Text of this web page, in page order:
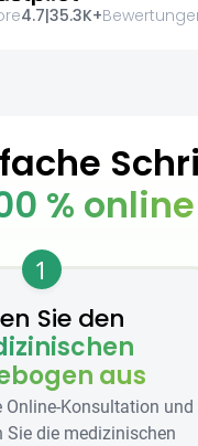
4.7|35.3K+
% online
1
Sie den
aus
Online-Konsultation und
Sie die medizinischen